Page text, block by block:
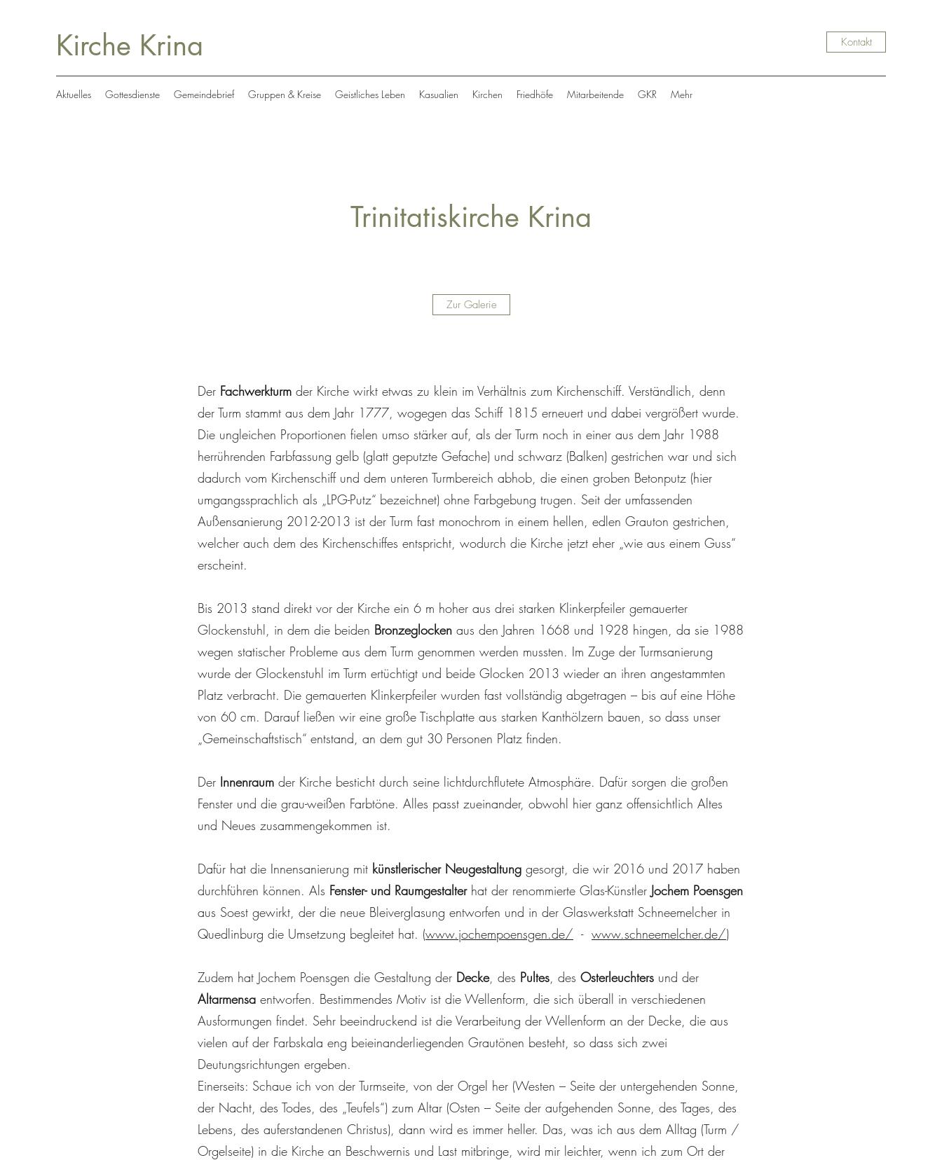
Kirche Krina Kontakt
Aktuelles Gottesdienste Gemeindebrief Gruppen & Kreise Geistliches Leben Kasualien Kirchen Friedhöfe Mitarbeitende GKR Mehr
Trinitatiskirche Krina
Zur Galerie
Der Fachwerkturm der Kirche wirkt etwas zu klein im Verhältnis zum Kirchenschiff. Verständlich, denn
der Turm stammt aus dem Jahr 1777, wogegen das Schiff 1815 erneuert und dabei vergrößert wurde.
Die ungleichen Proportionen fielen umso stärker auf, als der Turm noch in einer aus dem Jahr 1988
herrührenden Farbfassung gelb (glatt geputzte Gefache) und schwarz (Balken) gestrichen war und sich
dadurch vom Kirchenschiff und dem unteren Turmbereich abhob, die einen groben Betonputz (hier
umgangssprachlich als „LPG-Putz“ bezeichnet) ohne Farbgebung trugen. Seit der umfassenden
Außensanierung 2012-2013 ist der Turm fast monochrom in einem hellen, edlen Grauton gestrichen,
welcher auch dem des Kirchenschiffes entspricht, wodurch die Kirche jetzt eher „wie aus einem Guss“
erscheint.
Bis 2013 stand direkt vor der Kirche ein 6 m hoher aus drei starken Klinkerpfeiler gemauerter
Glockenstuhl, in dem die beiden Bronzeglocken aus den Jahren 1668 und 1928 hingen, da sie 1988
wegen statischer Probleme aus dem Turm genommen werden mussten. Im Zuge der Turmsanierung
wurde der Glockenstuhl im Turm ertüchtigt und beide Glocken 2013 wieder an ihren angestammten
Platz verbracht. Die gemauerten Klinkerpfeiler wurden fast vollständig abgetragen – bis auf eine Höhe
von 60 cm. Darauf ließen wir eine große Tischplatte aus starken Kanthölzern bauen, so dass unser
„Gemeinschaftstisch“ entstand, an dem gut 30 Personen Platz finden.
Der Innenraum der Kirche besticht durch seine lichtdurchflutete Atmosphäre. Dafür sorgen die großen
Fenster und die grau-weißen Farbtöne. Alles passt zueinander, obwohl hier ganz offensichtlich Altes
und Neues zusammengekommen ist.
Dafür hat die Innensanierung mit künstlerischer Neugestaltung gesorgt, die wir 2016 und 2017 haben
durchführen können. Als Fenster- und Raumgestalterhat der renommierte Glas-Künstler Jochem Poensgen
aus Soest gewirkt, der die neue Bleiverglasung entworfen und in der Glaswerkstatt Schneemelcher in
Quedlinburg die Umsetzung begleitet hat. (www.jochempoensgen.de/ - www.schneemelcher.de/)
Zudem hat Jochem Poensgen die Gestaltung der Decke, des Pultes, des Osterleuchters und der
Altarmensa entworfen. Bestimmendes Motiv ist die Wellenform, die sich überall in verschiedenen
Ausformungen findet. Sehr beeindruckend ist die Verarbeitung der Wellenform an der Decke, die aus
vielen auf der Farbskala eng beieinanderliegenden Grautönen besteht, so dass sich zwei
Deutungsrichtungen ergeben.
Einerseits: Schaue ich von der Turmseite, von der Orgel her (Westen – Seite der untergehenden Sonne,
der Nacht, des Todes, des „Teufels“) zum Altar (Osten – Seite der aufgehenden Sonne, des Tages, des
Lebens, des auferstandenen Christus), dann wird es immer heller. Das, was ich aus dem Alltag (Turm /
Orgelseite) in die Kirche an Beschwernis und Last mitbringe, wird mir leichter, wenn ich zum Ort der